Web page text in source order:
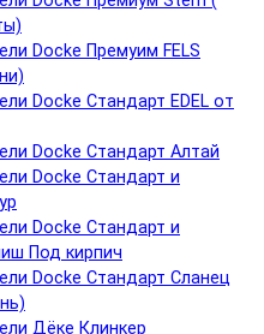
Docke Премуим FELS
Docke Стандарт EDEL от
Docke Стандарт Алтай
Docke Стандарт и
Docke Стандарт и
Под кирпич
Docke Стандарт Сланец
Дёке Клинкер